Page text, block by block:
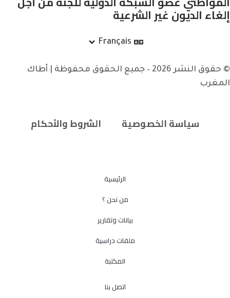
إلغاء الديون غير الشرعية
Français
© حقوق النشر 2026 – جميع الحقوق محفوظة | أطاك
المغرب
سياسة الخصوصية الشروط والأحكام
الرئيسية
من نحن ؟
بيانات وتقارير
ملفات دراسية
المكتبة
اتصل بنا